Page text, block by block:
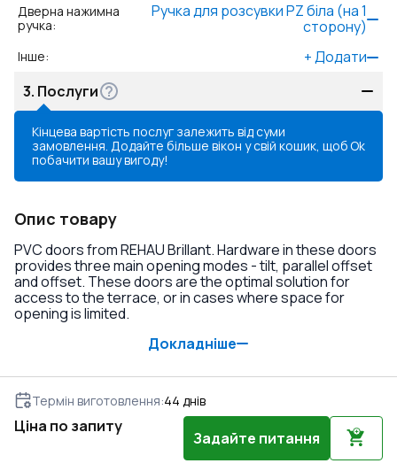
Дверна нажимна
ручка:
Ручкa для розсувки PZ біла (на 1
сторону)
Інше: +Додати
3. Послуги
Кінцева вартість послуг залежить від суми
замовлення. Додайте більше вікон у свій кошик, щоб
побачити вашу вигоду!
Ok
Опис товару
PVC doors from REHAU Brillant. Hardware in these doors
provides three main opening modes - tilt, parallel offset
and offset. These doors are the optimal solution for
access to the terrace, or in cases where space for
opening is limited.
Докладніше
Термін виготовлення:44 днів
Ціна по запиту
Задайте питання